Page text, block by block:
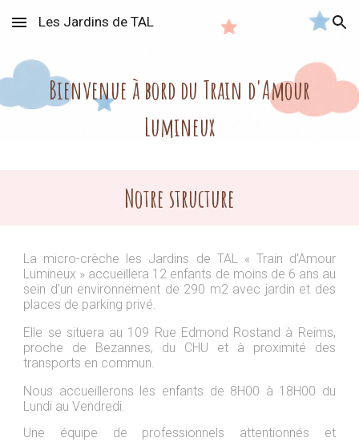
Skip to main content Skip to navigation
Les Jardins de TAL
Bienvenue à bord du Train d'Amour
Lumineux
Notre structure
La micro-crèche les Jardins de TAL « Train d’Amour
Lumineux » accueillera 12 enfants de moins de 6 ans au
sein d'un environnement de 290 m2 avec jardin et des
places de parking privé.
Elle se situera au 109 Rue Edmond Rostand à Reims,
proche de Bezannes, du CHU et à proximité des
transports en commun.
Nous accueillerons les enfants de 8H00 à 18H00 du
Lundi au Vendredi.
Une équipe de professionnels attentionnés et